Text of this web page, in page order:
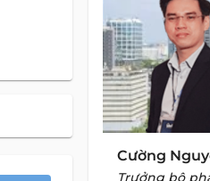
Cường
Trưởng bộ